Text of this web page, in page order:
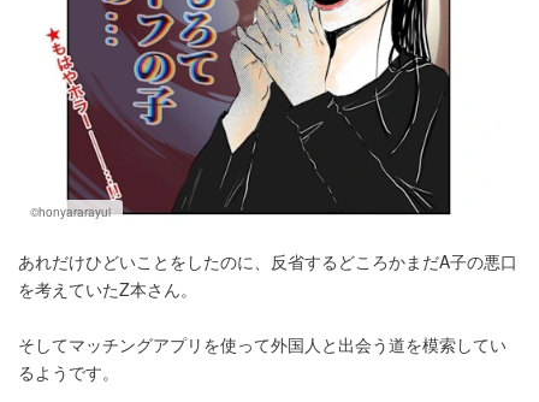
©honyararayui
あれだけひどいことをしたのに、反省するどころかまだA子の悪口
を考えていたZ本さん。
そしてマッチングアプリを使って外国人と出会う道を模索してい
るようです。